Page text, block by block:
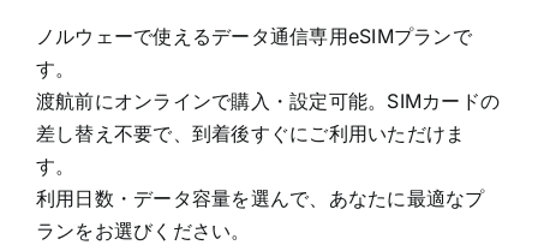
through
ノルウェーで使えるデータ通信専用eSIMプランで
す。
渡航前にオンラインで購入・設定可能。SIMカードの
差し替え不要で、到着後すぐにご利用いただけま
す。
利用日数・データ容量を選んで、あなたに最適なプ
ランをお選びください。